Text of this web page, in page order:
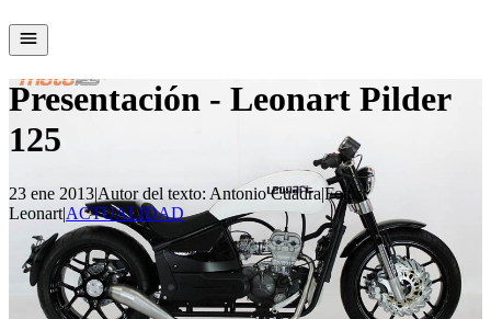
Presentación - Leonart Pilder
125
23 ene 2013|Autor del texto: Antonio Cuadra|Fotos:
Leonart|ACTUALIDAD